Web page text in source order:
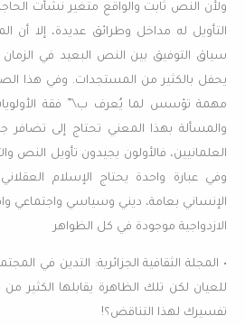
ولأن النص ثابت والواقع متغير نشأت
التأويل له مداخل وطرائق عديدة، إلا
سياق التوفيق بين النص البعيد في الزمان
يحفل بالكثير من المستجدات. وفي هذا
مهمة تؤسس لما يُعرف ب\” فقة
والمسألة بهذا المعني تحتاج إلى
العلمانيين، فالأولون يجيدون تأويل النص
وفي عبارة واحدة يحتاج الإسلام
الإنساني بعامة، ديني وسياسي واجتماعي
الازدواجية موجودة في كل الظواهر
• المجلة الثقافية الجزائرية: التدين في
للعيان لكن تلك الظاهرة يقابلها الكثير
تفسيرك لهذا التناقض؟!